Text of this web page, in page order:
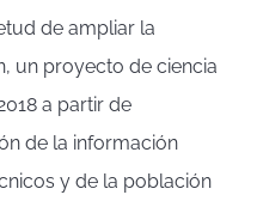
de ampliar la
un proyecto de ciencia
a partir de
de la información
y de la población